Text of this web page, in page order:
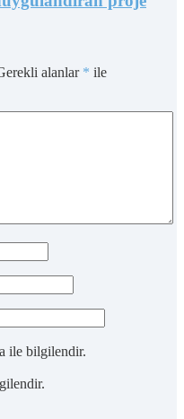
alanlar * ile
ile bilgilendir.